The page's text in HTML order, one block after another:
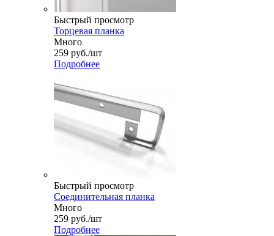
Быстрый просмотр
Торцевая планка
Много
259 руб./шт
Подробнее
Быстрый просмотр
Соединительная планка
Много
259 руб./шт
Подробнее